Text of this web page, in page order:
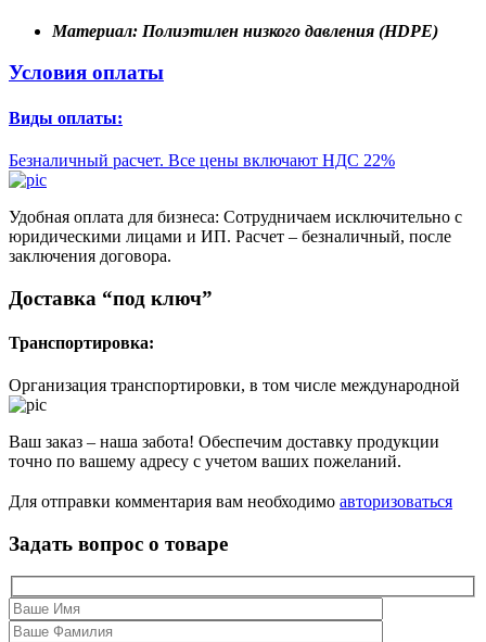
Материал: Полиэтилен низкого давления (HDPE)
Условия оплаты
Виды оплаты:
Безналичный расчет. Все цены включают НДС 22%
Удобная оплата для бизнеса: Сотрудничаем исключительно с
юридическими лицами и ИП. Расчет – безналичный, после
заключения договора.
Доставка “под ключ”
Транспортировка:
Организация транспортировки, в том числе международной
Ваш заказ – наша забота! Обеспечим доставку продукции
точно по вашему адресу с учетом ваших пожеланий.
Для отправки комментария вам необходимо авторизоваться
Задать вопрос о товаре